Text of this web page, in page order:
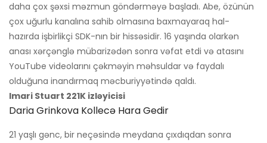
daha çox şəxsi məzmun göndərməyə başladı. Abe, özünün
çox uğurlu kanalına sahib olmasına baxmayaraq hal-
hazırda işbirlikçi SDK-nın bir hissəsidir. 16 yaşında olarkən
anası xərçənglə mübarizədən sonra vəfat etdi və atasını
YouTube videolarını çəkməyin məhsuldar və faydalı
olduğuna inandırmaq məcburiyyətində qaldı.
Imari Stuart 221K izləyicisi
Daria Grinkova Kollecə Hara Gedir
21 yaşlı gənc, bir neçəsində meydana çıxdıqdan sonra